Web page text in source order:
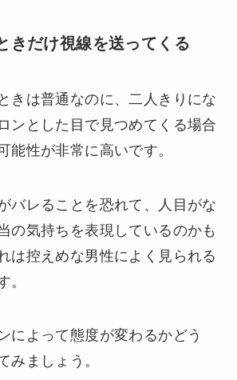
きだけ視線を送ってくる
きは普通なのに、二人きりにな
ンとした目で見つめてくる場合
能性が非常に高いです。
バレることを恐れて、人目がな
の気持ちを表現しているのかも
は控えめな男性によく見られる
。
によって態度が変わるかどう
みましょう。